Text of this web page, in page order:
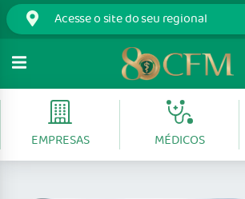
EMPRESAS MÉDICOS